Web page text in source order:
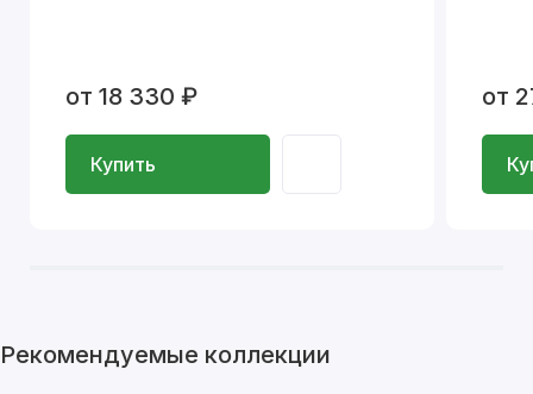
от 18 330 ₽
Купить
от
Рекомендуемые коллекции